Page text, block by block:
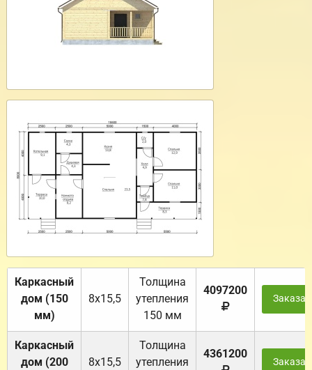
Каркасный
дом (150
мм)
8х15,5
Толщина
утепления
150 мм
4097200
Каркасный
дом (200
8х15,5
Толщина
утепления
4361200